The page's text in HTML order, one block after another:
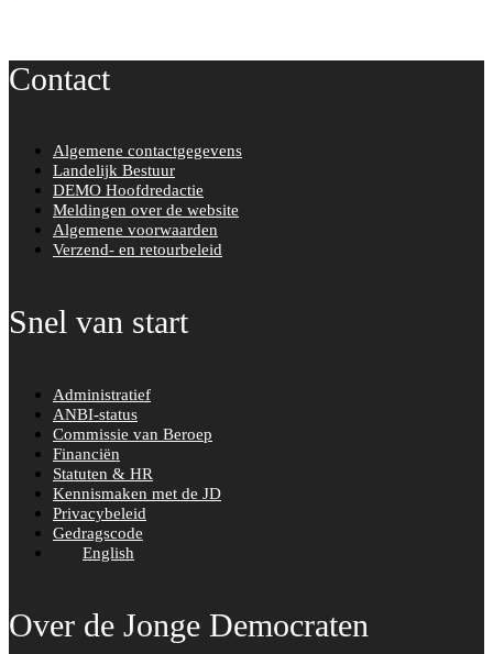
e
Contact
Algemene contactgegevens
Landelijk Bestuur
DEMO Hoofdredactie
Meldingen over de website
Algemene voorwaarden
Verzend- en retourbeleid
Snel van start
Administratief
ANBI-status
Commissie van Beroep
Financiën
Statuten & HR
Kennismaken met de JD
Privacybeleid
Gedragscode
English
Over de Jonge Democraten